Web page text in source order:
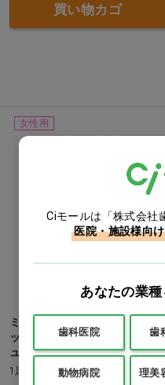
買い物カゴ
女性用
ミチコ ロンドン サポートスト
ッキング 5足組 ヌードベージ
ュ M-L…他
1足
Ciモールは「株式会社
医院・施設様向
あなたの業
歯科医院 歯
動物病院 理美